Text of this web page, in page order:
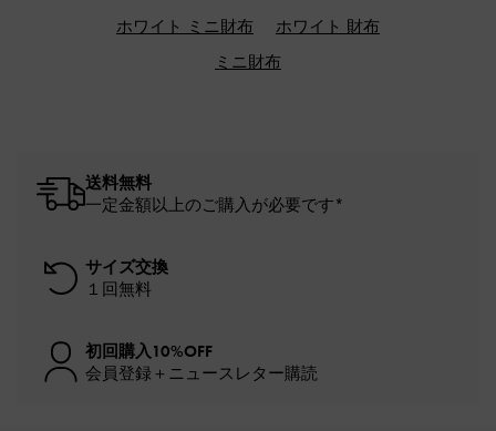
ホワイト ミニ財布
ホワイト 財布
ミニ財布
送料無料
一定金額以上のご購入が必要です*
サイズ交換
１回無料
初回購入10%OFF
会員登録＋ニュースレター購読